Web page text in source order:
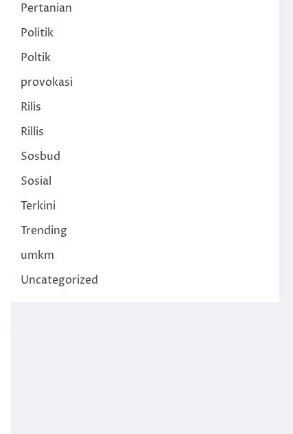
Pertanian
Politik
Poltik
provokasi
Rilis
Rillis
Sosbud
Sosial
Terkini
Trending
umkm
Uncategorized